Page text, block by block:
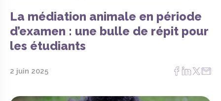
La médiation animale en période
d’examen : une bulle de répit pour
les étudiants
2 juin 2025